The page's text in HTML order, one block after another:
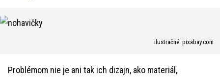
ilustračné: pixabay.com
Problémom nie je ani tak ich dizajn, ako materiál,